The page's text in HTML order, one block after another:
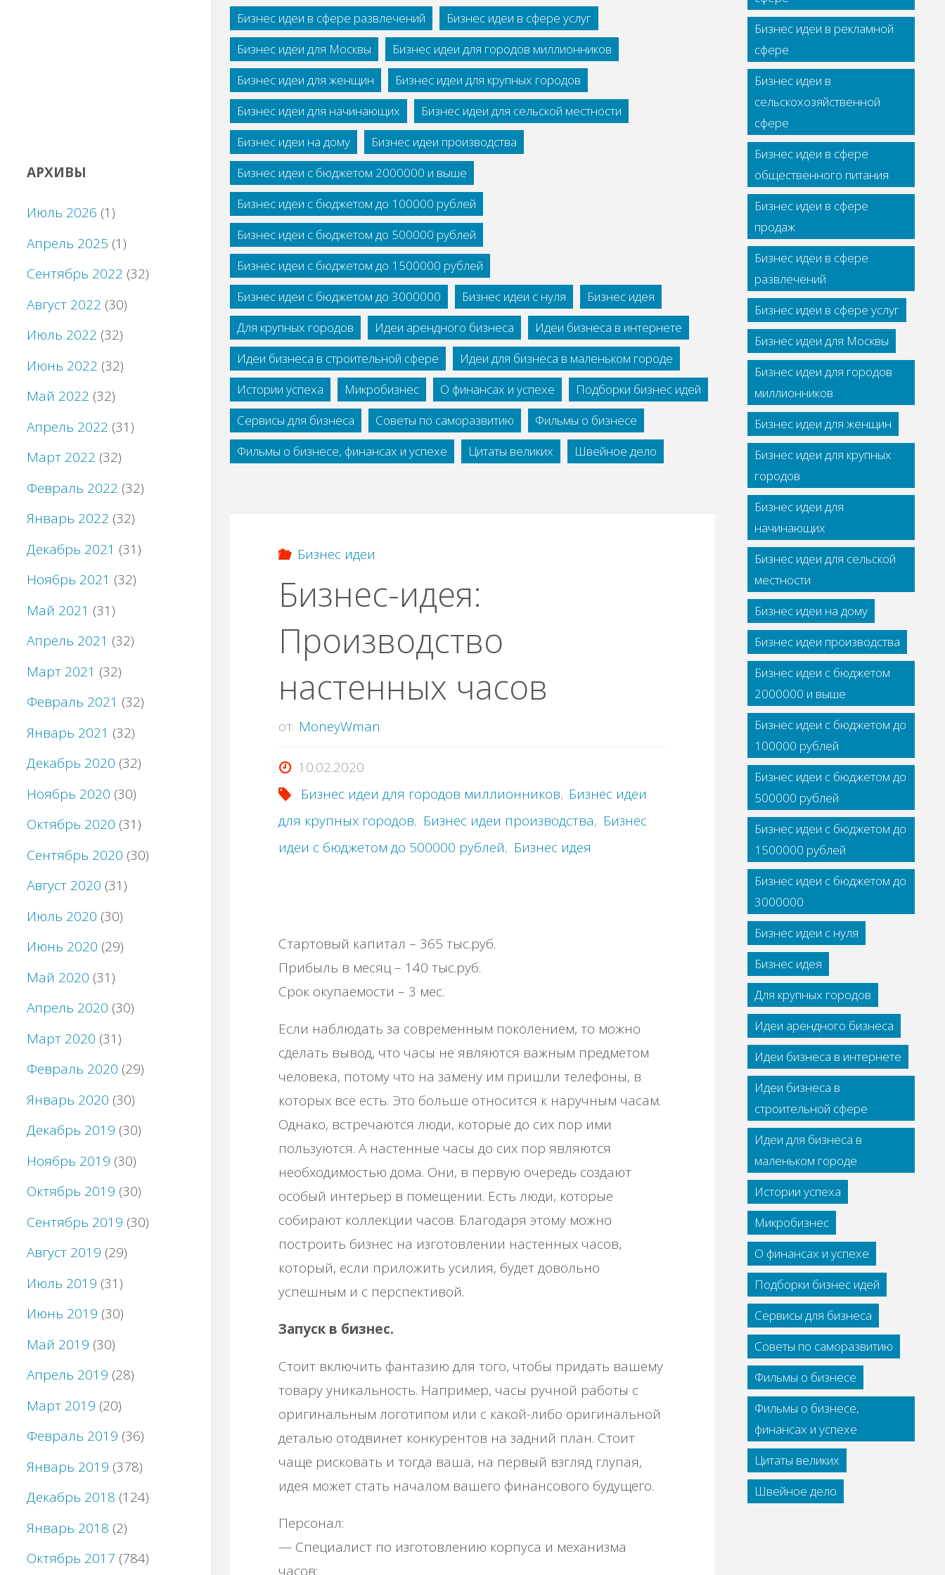
Бизнес идеи в сфере развлечений
Бизнес идеи в сфере услуг
Бизнес идеи для Москвы
Бизнес идеи для городов миллионников
Бизнес идеи для женщин
Бизнес идеи для крупных городов
Бизнес идеи для начинающих
Бизнес идеи для сельской местности
Бизнес идеи на дому
Бизнес идеи производства
Бизнес идеи с бюджетом 2000000 и выше
Бизнес идеи с бюджетом до 100000 рублей
Бизнес идеи с бюджетом до 500000 рублей
Бизнес идеи с бюджетом до 1500000 рублей
Бизнес идеи с бюджетом до 3000000
Бизнес идеи с нуля
Бизнес идея
Для крупных городов
Идеи арендного бизнеса
Идеи бизнеса в интернете
Идеи бизнеса в строительной сфере
Идеи для бизнеса в маленьком городе
Истории успеха
Микробизнес О финансах и успехе
Подборки бизнес идей
Сервисы для бизнеса
Советы по саморазвитию
Фильмы о бизнесе
Фильмы о бизнесе, финансах и успехе
Цитаты великих Швейное дело
Бизнес идеи
Бизнес-идея:
Производство
настенных часов
от MoneyWman
10.02.2020
Бизнес идеи для городов миллионников, Бизнес идеи
для крупных городов, Бизнес идеи производства, Бизнес
идеи с бюджетом до 500000 рублей, Бизнес идея
Стартовый капитал – 365 тыс.руб.
Прибыль в месяц – 140 тыс.руб.
Срок окупаемости – 3 мес.
Если наблюдать за современным поколением, то можно
сделать вывод, что часы не являются важным предметом
человека, потому что на замену им пришли телефоны, в
которых всё есть. Это больше относится к наручным часам.
Однако, встречаются люди, которые до сих пор ими
пользуются. А настенные часы до сих пор являются
необходимостью дома. Они, в первую очередь создают
особый интерьер в помещении. Есть люди, которые
собирают коллекции часов. Благодаря этому можно
построить бизнес на изготовлении настенных часов,
который, если приложить усилия, будет довольно
успешным и с перспективой.
Запуск в бизнес.
Стоит включить фантазию для того, чтобы придать вашему
товару уникальность. Например, часы ручной работы с
оригинальным логотипом или с какой-либо оригинальной
деталью отодвинет конкурентов на задний план. Стоит
чаще рисковать и тогда ваша, на первый взгляд глупая,
идея может стать началом вашего финансового будущего.
Персонал:
— Специалист по изготовлению корпуса и механизма
часов;
АРХИВЫ
Июль 2026 (1)
Апрель 2025 (1)
Сентябрь 2022 (32)
Август 2022 (30)
Июль 2022 (32)
Июнь 2022 (32)
Май 2022 (32)
Апрель 2022 (31)
Март 2022 (32)
Февраль 2022 (32)
Январь 2022 (32)
Декабрь 2021 (31)
Ноябрь 2021 (32)
Май 2021 (31)
Апрель 2021 (32)
Март 2021 (32)
Февраль 2021 (32)
Январь 2021 (32)
Декабрь 2020 (32)
Ноябрь 2020 (30)
Октябрь 2020 (31)
Сентябрь 2020 (30)
Август 2020 (31)
Июль 2020 (30)
Июнь 2020 (29)
Май 2020 (31)
Апрель 2020 (30)
Март 2020 (31)
Февраль 2020 (29)
Январь 2020 (30)
Декабрь 2019 (30)
Ноябрь 2019 (30)
Октябрь 2019 (30)
Сентябрь 2019 (30)
Август 2019 (29)
Июль 2019 (31)
Июнь 2019 (30)
Май 2019 (30)
Апрель 2019 (28)
Март 2019 (20)
Февраль 2019 (36)
Январь 2019 (378)
Декабрь 2018 (124)
Январь 2018 (2)
Октябрь 2017 (784)
Бизнес идеи в рекламной
сфере
Бизнес идеи в
сельскохозяйственной
сфере
Бизнес идеи в сфере
общественного питания
Бизнес идеи в сфере
продаж
Бизнес идеи в сфере
развлечений
Бизнес идеи в сфере услуг
Бизнес идеи для Москвы
Бизнес идеи для городов
миллионников
Бизнес идеи для женщин
Бизнес идеи для крупных
городов
Бизнес идеи для
начинающих
Бизнес идеи для сельской
местности
Бизнес идеи на дому
Бизнес идеи производства
Бизнес идеи с бюджетом
2000000 и выше
Бизнес идеи с бюджетом до
100000 рублей
Бизнес идеи с бюджетом до
500000 рублей
Бизнес идеи с бюджетом до
1500000 рублей
Бизнес идеи с бюджетом до
3000000
Бизнес идеи с нуля
Бизнес идея
Для крупных городов
Идеи арендного бизнеса
Идеи бизнеса в интернете
Идеи бизнеса в
строительной сфере
Идеи для бизнеса в
маленьком городе
Истории успеха
Микробизнес
О финансах и успехе
Подборки бизнес идей
Сервисы для бизнеса
Советы по саморазвитию
Фильмы о бизнесе
Фильмы о бизнесе,
финансах и успехе
Цитаты великих
Швейное дело